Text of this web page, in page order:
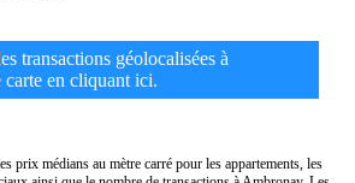
transactions géolocalisées à
en cliquant ici.
prix médians au mètre carré pour les appartements, les